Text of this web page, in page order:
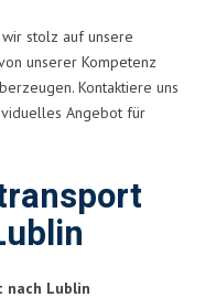
stolz auf unsere
unserer Kompetenz
Kontaktiere uns
Angebot für
nach Lublin